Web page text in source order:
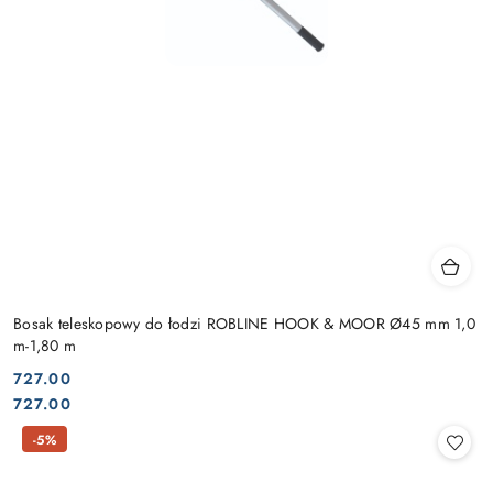
Bosak teleskopowy do łodzi ROBLINE HOOK & MOOR Ø45 mm 1,0
m-1,80 m
Cena:
727.00
Cena:
727.00
-5%